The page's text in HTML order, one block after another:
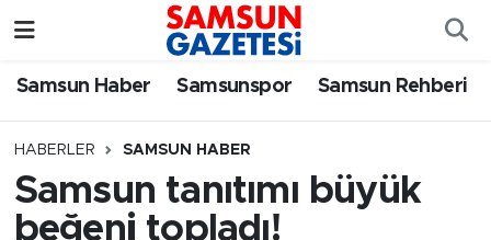
Samsun Haber Samsunspor Samsun Rehberi
HABERLER SAMSUN HABER
Samsun tanıtımı büyük
beğeni topladı!
Samsun Haber
Samsun Rehberi
Samsun Nöbetçi Eczaneler
SAMSUN Namaz Vakitleri